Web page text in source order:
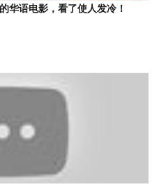
华语电影，看了使人发冷！